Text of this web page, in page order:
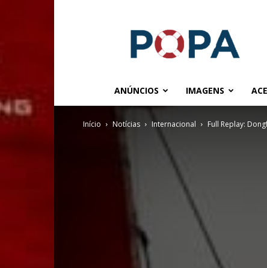
ANÚNCIOS IMAGENS
Início Notícias Internacional Full Replay: